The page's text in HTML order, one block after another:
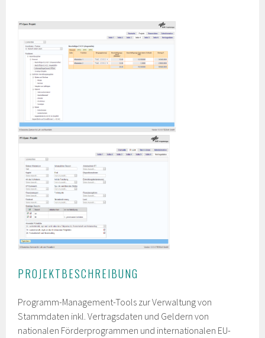
PROJEKTBESCHREIBUNG
Programm-Management-Tools zur Verwaltung von
Stammdaten inkl. Vertragsdaten und Geldern von
nationalen Förderprogrammen und internationalen EU-